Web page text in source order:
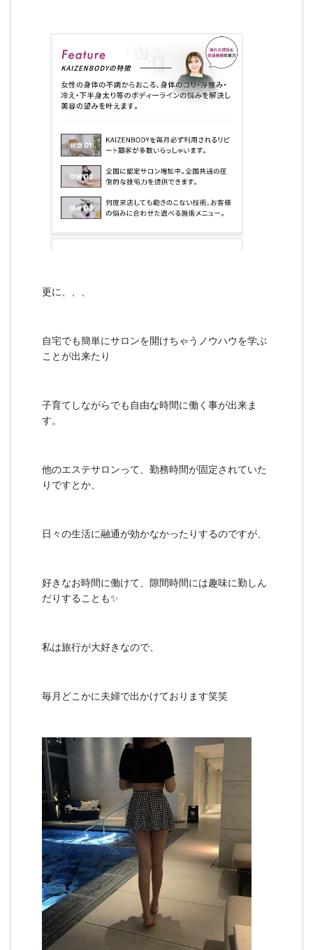
更に、、、
自宅でも簡単にサロンを開けちゃうノウハウを学ぶ
ことが出来たり
子育てしながらでも自由な時間に働く事が出来ま
す。
他のエステサロンって、勤務時間が固定されていた
りですとか、
日々の生活に融通が効かなかったりするのですが、
好きなお時間に働けて、隙間時間には趣味に勤しん
だりすることも✨
私は旅行が大好きなので、
毎月どこかに夫婦で出かけております笑笑